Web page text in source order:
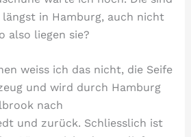
in Hamburg, auch nicht
also liegen sie?
weiss ich das nicht, die Seife
und wird durch Hamburg
nach
und zurück. Schliesslich ist